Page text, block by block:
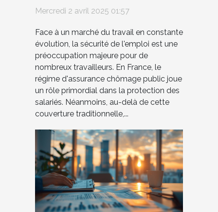
méconnue
Mercredi 2 avril 2025 01:57
Face à un marché du travail en constante
évolution, la sécurité de l'emploi est une
préoccupation majeure pour de
nombreux travailleurs. En France, le
régime d'assurance chômage public joue
un rôle primordial dans la protection des
salariés. Néanmoins, au-delà de cette
couverture traditionnelle,...